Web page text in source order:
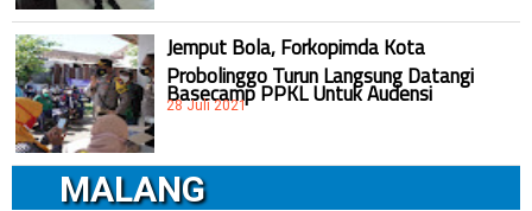
Jemput Bola, Forkopimda Kota
Probolinggo Turun Langsung Datangi
Basecamp PPKL Untuk Audensi
28 Juli 2021
MALANG